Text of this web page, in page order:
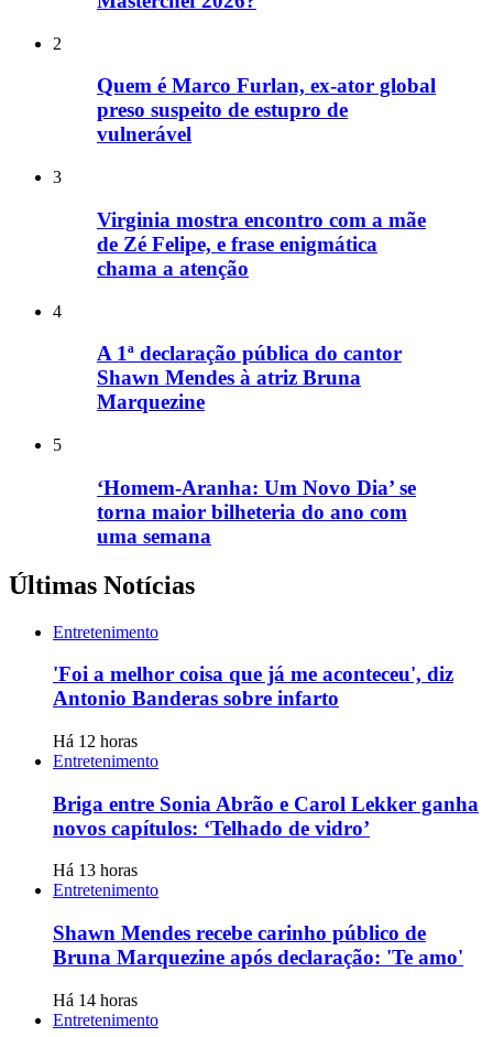
2
Quem é Marco Furlan, ex-ator global
preso suspeito de estupro de
vulnerável
3
Virginia mostra encontro com a mãe
de Zé Felipe, e frase enigmática
chama a atenção
4
A 1ª declaração pública do cantor
Shawn Mendes à atriz Bruna
Marquezine
5
‘Homem-Aranha: Um Novo Dia’ se
torna maior bilheteria do ano com
uma semana
Últimas Notícias
Entretenimento
'Foi a melhor coisa que já me aconteceu', diz
Antonio Banderas sobre infarto
Há 12 horas
Entretenimento
Briga entre Sonia Abrão e Carol Lekker ganha
novos capítulos: ‘Telhado de vidro’
Há 13 horas
Entretenimento
Shawn Mendes recebe carinho público de
Bruna Marquezine após declaração: 'Te amo'
Há 14 horas
Entretenimento